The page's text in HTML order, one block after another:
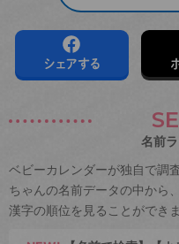
シェアする
名前
ベビーカレンダーが独自で調
ちゃんの名前データの中から
漢字の順位を見ることができま